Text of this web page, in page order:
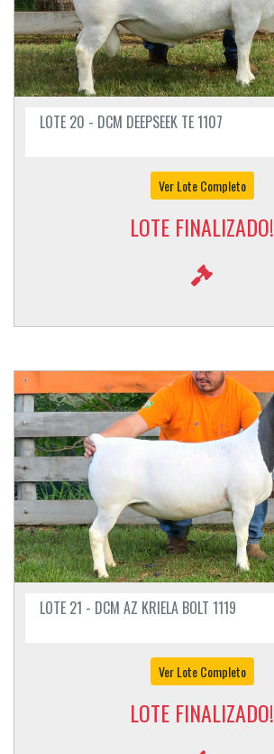
LOTE 20 - DCM DEEPSEEK TE 1107
Ver Lote Completo
LOTE FINALIZADO!
LOTE 21 - DCM AZ KRIELA BOLT 1119
Ver Lote Completo
LOTE FINALIZADO!